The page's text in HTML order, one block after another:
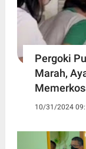
Pergoki
Marah,
10/31/2024